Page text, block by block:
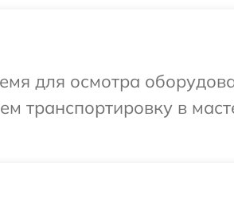
для осмотра
транспортировку в